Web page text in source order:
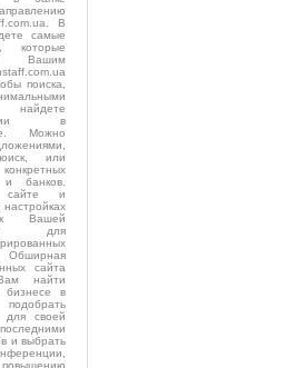
В
самые
которые
Вашим
поиска,
в
Можно
или
банков.
сайте и
к Вашей
для
сайта
найти
бизнесе в
для своей
и выбрать